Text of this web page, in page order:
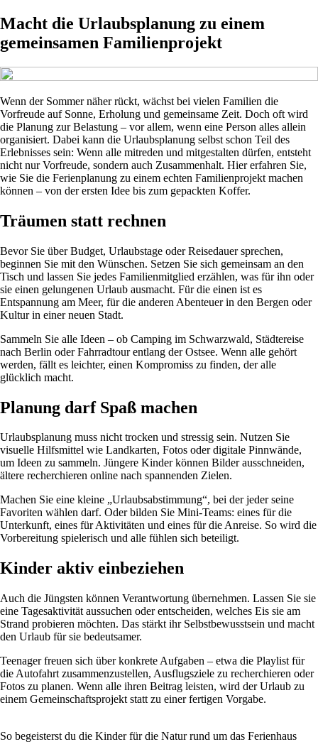
Macht die Urlaubsplanung zu einem
gemeinsamen Familienprojekt
Wenn der Sommer näher rückt, wächst bei vielen Familien die
Vorfreude auf Sonne, Erholung und gemeinsame Zeit. Doch oft wird
die Planung zur Belastung – vor allem, wenn eine Person alles allein
organisiert. Dabei kann die Urlaubsplanung selbst schon Teil des
Erlebnisses sein: Wenn alle mitreden und mitgestalten dürfen, entsteht
nicht nur Vorfreude, sondern auch Zusammenhalt. Hier erfahren Sie,
wie Sie die Ferienplanung zu einem echten Familienprojekt machen
können – von der ersten Idee bis zum gepackten Koffer.
Träumen statt rechnen
Bevor Sie über Budget, Urlaubstage oder Reisedauer sprechen,
beginnen Sie mit den Wünschen. Setzen Sie sich gemeinsam an den
Tisch und lassen Sie jedes Familienmitglied erzählen, was für ihn oder
sie einen gelungenen Urlaub ausmacht. Für die einen ist es
Entspannung am Meer, für die anderen Abenteuer in den Bergen oder
Kultur in einer neuen Stadt.
Sammeln Sie alle Ideen – ob Camping im Schwarzwald, Städtereise
nach Berlin oder Fahrradtour entlang der Ostsee. Wenn alle gehört
werden, fällt es leichter, einen Kompromiss zu finden, der alle
glücklich macht.
Planung darf Spaß machen
Urlaubsplanung muss nicht trocken und stressig sein. Nutzen Sie
visuelle Hilfsmittel wie Landkarten, Fotos oder digitale Pinnwände,
um Ideen zu sammeln. Jüngere Kinder können Bilder ausschneiden,
ältere recherchieren online nach spannenden Zielen.
Machen Sie eine kleine „Urlaubsabstimmung“, bei der jeder seine
Favoriten wählen darf. Oder bilden Sie Mini-Teams: eines für die
Unterkunft, eines für Aktivitäten und eines für die Anreise. So wird die
Vorbereitung spielerisch und alle fühlen sich beteiligt.
Kinder aktiv einbeziehen
Auch die Jüngsten können Verantwortung übernehmen. Lassen Sie sie
eine Tagesaktivität aussuchen oder entscheiden, welches Eis sie am
Strand probieren möchten. Das stärkt ihr Selbstbewusstsein und macht
den Urlaub für sie bedeutsamer.
Teenager freuen sich über konkrete Aufgaben – etwa die Playlist für
die Autofahrt zusammenzustellen, Ausflugsziele zu recherchieren oder
Fotos zu planen. Wenn alle ihren Beitrag leisten, wird der Urlaub zu
einem Gemeinschaftsprojekt statt zu einer fertigen Vorgabe.
So begeisterst du die Kinder für die Natur rund um das Ferienhaus